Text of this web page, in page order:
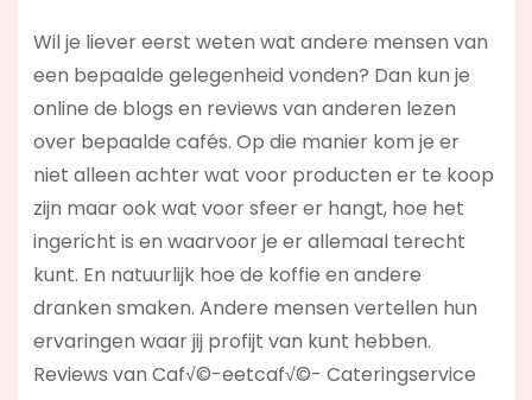
Wil je liever eerst weten wat andere mensen van
een bepaalde gelegenheid vonden? Dan kun je
online de blogs en reviews van anderen lezen
over bepaalde cafés. Op die manier kom je er
niet alleen achter wat voor producten er te koop
zijn maar ook wat voor sfeer er hangt, hoe het
ingericht is en waarvoor je er allemaal terecht
kunt. En natuurlijk hoe de koffie en andere
dranken smaken. Andere mensen vertellen hun
ervaringen waar jij profijt van kunt hebben.
Reviews van Caf√©-eetcaf√©- Cateringservice